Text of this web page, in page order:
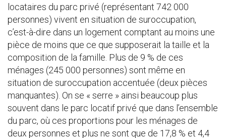
locataires du parc privé (représentant 742 000
personnes) vivent en situation de suroccupation,
c’est-à-dire dans un logement comptant au moins une
pièce de moins que ce que supposerait la taille et la
composition de la famille. Plus de 9 % de ces
ménages (245 000 personnes) sont même en
situation de suroccupation accentuée (deux pièces
manquantes). On se « serre » ainsi beaucoup plus
souvent dans le parc locatif privé que dans l’ensemble
du parc, où ces proportions pour les ménages de
deux personnes et plus ne sont que de 17,8 % et 4,4